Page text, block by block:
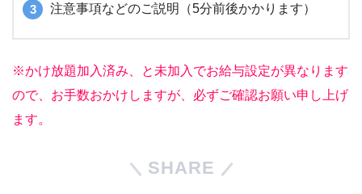
注意事項などのご説明（5分前後かかります）
※かけ放題加入済み、と未加入でお給与設定が異なります
ので、お手数おかけしますが、必ずご確認お願い申し上げ
ます。
SHARE